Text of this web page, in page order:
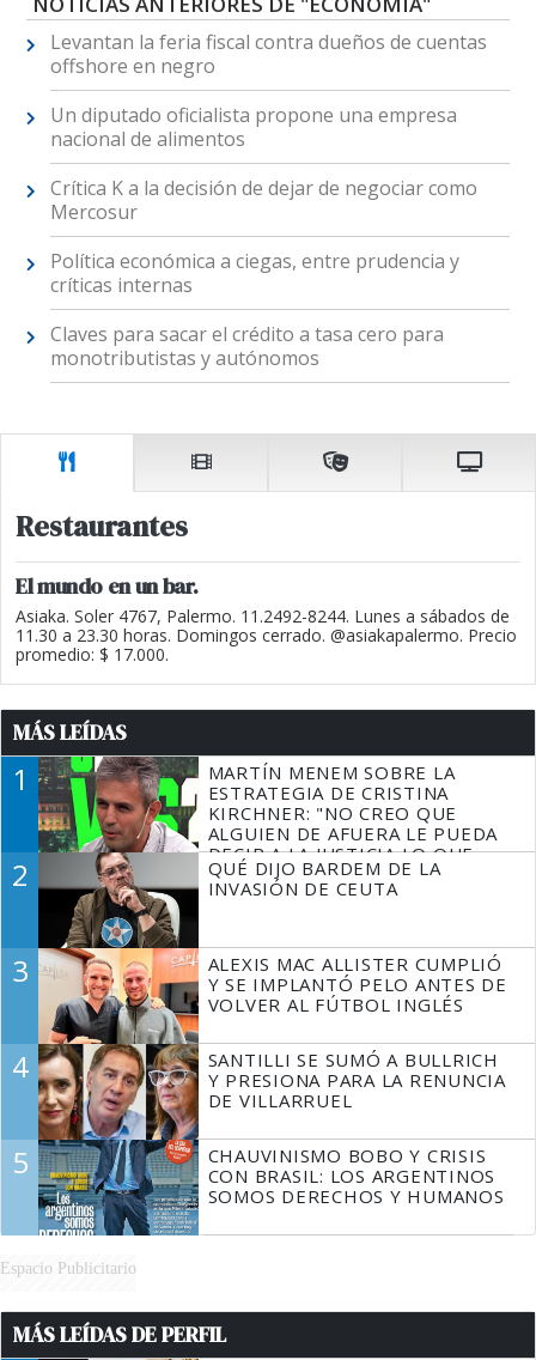
Levantan la feria fiscal contra dueños de cuentas
offshore en negro
Un diputado oficialista propone una empresa
nacional de alimentos
Crítica K a la decisión de dejar de negociar como
Mercosur
Política económica a ciegas, entre prudencia y
críticas internas
Claves para sacar el crédito a tasa cero para
monotributistas y autónomos
Restaurantes
El mundo en un bar.
Asiaka. Soler 4767, Palermo. 11.2492-8244. Lunes a sábados de
11.30 a 23.30 horas. Domingos cerrado. @asiakapalermo. Precio
promedio: $ 17.000.
MÁS LEÍDAS
1
MARTÍN MENEM SOBRE LA
ESTRATEGIA DE CRISTINA
KIRCHNER: "NO CREO QUE
ALGUIEN DE AFUERA LE PUEDA
DECIR A LA JUSTICIA LO QUE
TIENE QUE HACER"
2
QUÉ DIJO BARDEM DE LA
INVASIÓN DE CEUTA
3
ALEXIS MAC ALLISTER CUMPLIÓ
Y SE IMPLANTÓ PELO ANTES DE
VOLVER AL FÚTBOL INGLÉS
4
SANTILLI SE SUMÓ A BULLRICH
Y PRESIONA PARA LA RENUNCIA
DE VILLARRUEL
5
CHAUVINISMO BOBO Y CRISIS
CON BRASIL: LOS ARGENTINOS
SOMOS DERECHOS Y HUMANOS
Espacio Publicitario
MÁS LEÍDAS DE PERFIL